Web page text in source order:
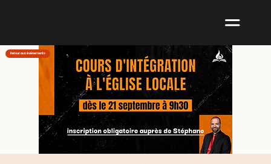
Retour aux événements